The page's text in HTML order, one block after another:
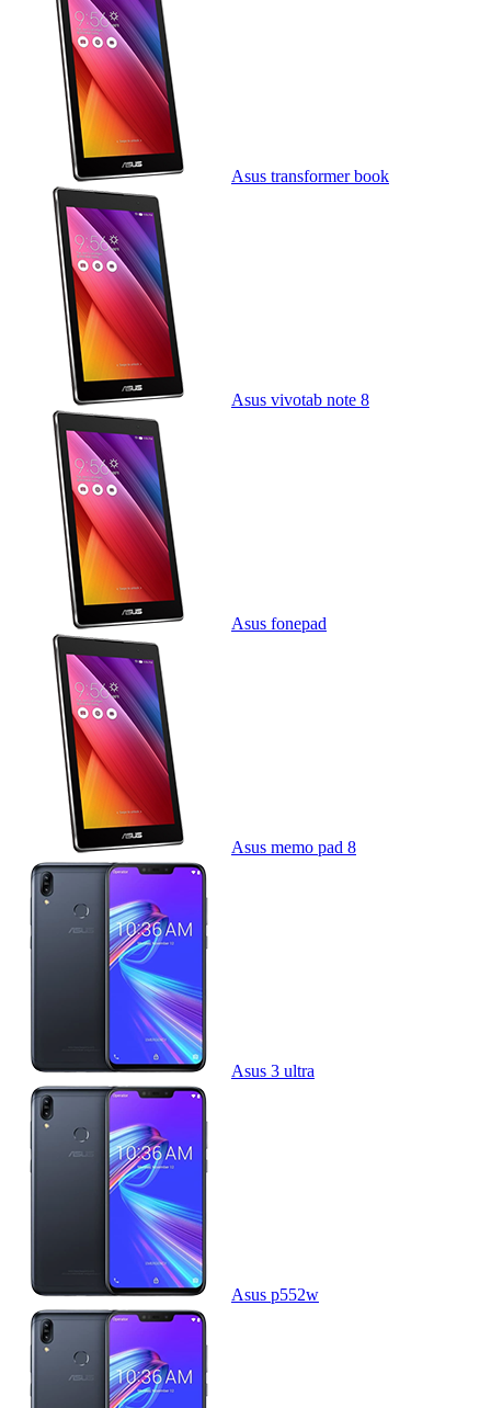
Asus transformer book
Asus vivotab note 8
Asus fonepad
Asus memo pad 8
Asus 3 ultra
Asus p552w